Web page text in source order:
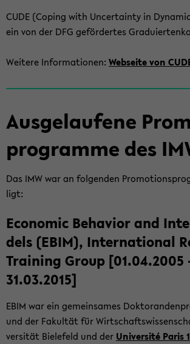
CUDE (Co­ping with Un­cer­tain­ty in
ein von der DFG ge­för­der­tes
Wei­te­re In­for­ma­tio­nen: Web­sei­te von
Aus­ge­lau­fe­ne
pro­gram­me des
Das IMW war an fol­gen­den
ligt:
Eco­no­mic Be­ha­vi­or and
dels (EBIM), In­ter­na­tio­nal
Trai­ning Group [01.04.2005
31.03.2015]
EBIM war ein ge­mein­sa­mes
und der Fa­kul­tät für
ver­si­tät Bie­le­feld und der Uni­ver­sité Paris